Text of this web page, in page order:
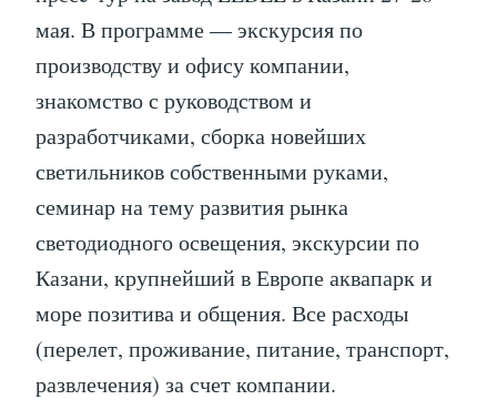
мая. В программе — экскурсия по
производству и офису компании,
знакомство с руководством и
разработчиками, сборка новейших
светильников собственными руками,
семинар на тему развития рынка
светодиодного освещения, экскурсии по
Казани, крупнейший в Европе аквапарк и
море позитива и общения. Все расходы
(перелет, проживание, питание, транспорт,
развлечения) за счет компании.